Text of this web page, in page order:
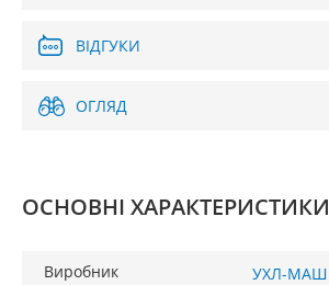
ВІДГУКИ
ОГЛЯД
ОСНОВНІ ХАРАКТЕРИСТИКИ
Виробник УХЛ-МАШ